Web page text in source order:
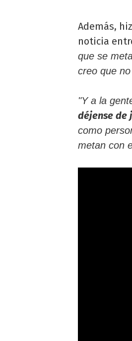
Además,
noticia
que se
creo que
"Y a la
déjense de
como
metan con